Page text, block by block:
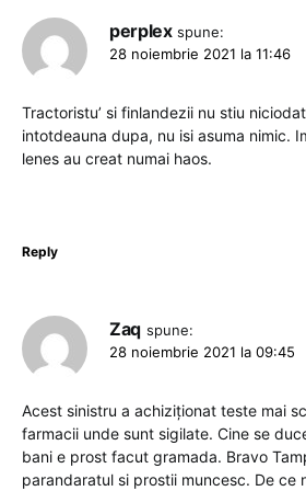
perplex spune:
28 noiembrie 2021 la 11:46
Tractoristu’ si finlandezii nu stiu
intotdeauna dupa, nu isi asuma nimic.
lenes au creat numai haos.
Reply
Zaq spune:
28 noiembrie 2021 la 09:45
Acest sinistru a achiziționat teste mai
farmacii unde sunt sigilate. Cine se
bani e prost facut gramada. Bravo
parandaratul si prostii muncesc. De ce